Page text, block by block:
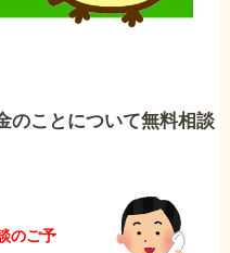
のことについて無料相談
のご予